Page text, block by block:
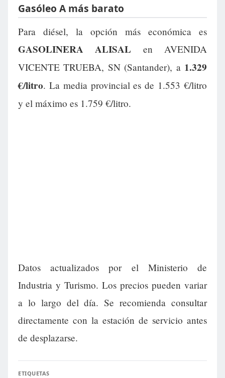
Gasóleo A más barato
Para diésel, la opción más económica es
GASOLINERA ALISAL en AVENIDA
VICENTE TRUEBA, SN (Santander), a 1.329
€/litro. La media provincial es de 1.553 €/litro
y el máximo es 1.759 €/litro.
Datos actualizados por el Ministerio de
Industria y Turismo. Los precios pueden variar
a lo largo del día. Se recomienda consultar
directamente con la estación de servicio antes
de desplazarse.
ETIQUETAS